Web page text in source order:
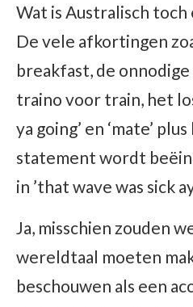
Wat is Australisch
De vele afkortingen
breakfast, de
traino voor train, het
ya going’ en ‘mate’
statement wordt
in ’that wave was sick
Ja, misschien zouden
wereldtaal moeten
beschouwen als een